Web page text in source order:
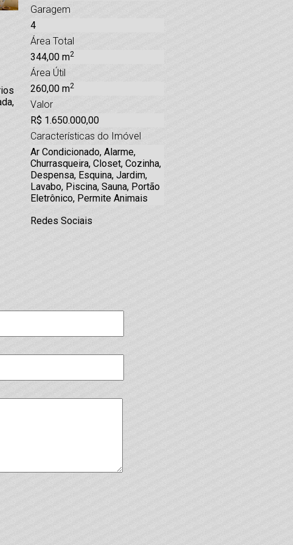
Garagem
4
Área Total
344,00 m2
Área Útil
260,00 m2
Valor
R$ 1.650.000,00
Características do Imóvel
Ar Condicionado, Alarme,
Churrasqueira, Closet, Cozinha,
Despensa, Esquina, Jardim,
Lavabo, Piscina, Sauna, Portão
Eletrônico, Permite Animais
Redes Sociais